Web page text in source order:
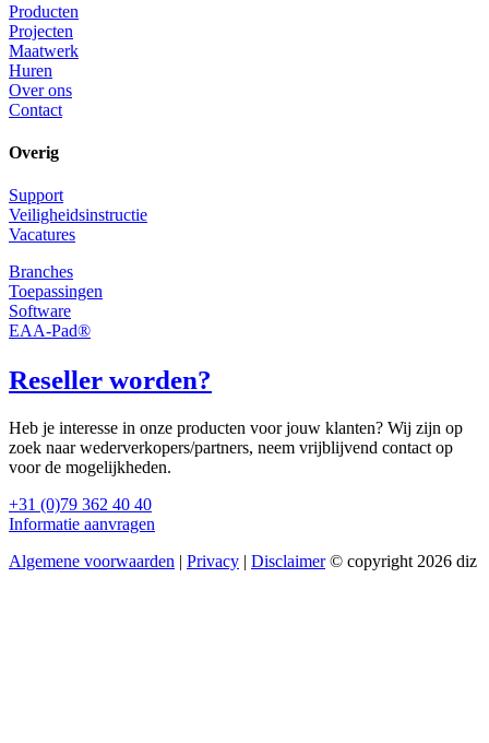
Producten
Projecten
Maatwerk
Huren
Over ons
Contact
Overig
Support
Veiligheidsinstructie
Vacatures
Branches
Toepassingen
Software
EAA-Pad®
Reseller worden?
Heb je interesse in onze producten voor jouw klanten? Wij zijn op
zoek naar wederverkopers/partners, neem vrijblijvend contact op
voor de mogelijkheden.
+31 (0)79 362 40 40
Informatie aanvragen
Algemene voorwaarden | Privacy | Disclaimer© copyright 2026 diz